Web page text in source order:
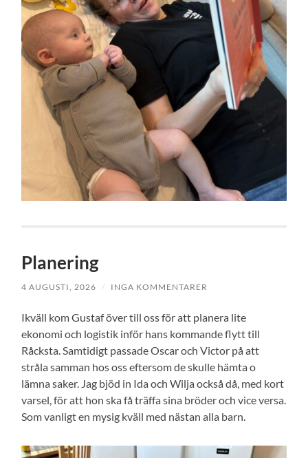
Planering
4 AUGUSTI, 2026 / INGA KOMMENTARER
Ikväll kom Gustaf över till oss för att planera lite
ekonomi och logistik inför hans kommande flytt till
Råcksta. Samtidigt passade Oscar och Victor på att
stråla samman hos oss eftersom de skulle hämta o
lämna saker. Jag bjöd in Ida och Wilja också då, med kort
varsel, för att hon ska få träffa sina bröder och vice versa.
Som vanligt en mysig kväll med nästan alla barn.